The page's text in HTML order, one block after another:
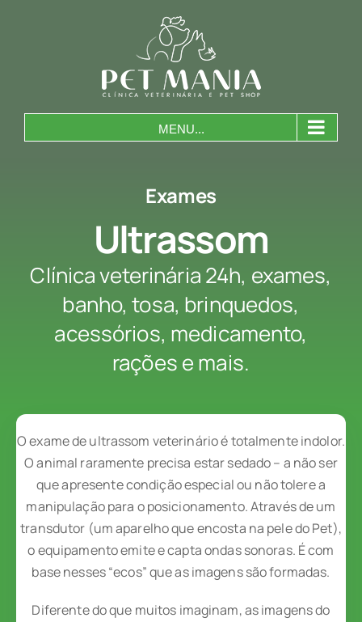
MENU...
Exames
Ultrassom
Clínica veterinária 24h, exames,
banho, tosa, brinquedos,
acessórios, medicamento,
rações e mais.
O exame de ultrassom veterinário é totalmente indolor.
O animal raramente precisa estar sedado – a não ser
que apresente condição especial ou não tolere a
manipulação para o posicionamento. Através de um
transdutor (um aparelho que encosta na pele do Pet),
o equipamento emite e capta ondas sonoras. É com
base nesses “ecos” que as imagens são formadas.
Diferente do que muitos imaginam, as imagens do